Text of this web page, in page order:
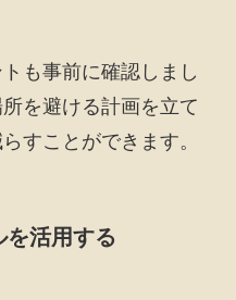
も事前に確認しまし
を避ける計画を立て
すことができます。
活用する